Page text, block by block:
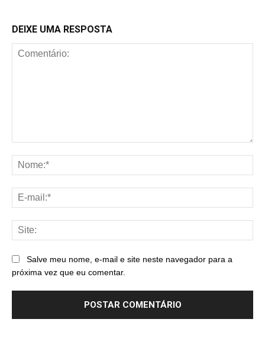
DEIXE UMA RESPOSTA
Salve meu nome, e-mail e site neste navegador para a
próxima vez que eu comentar.